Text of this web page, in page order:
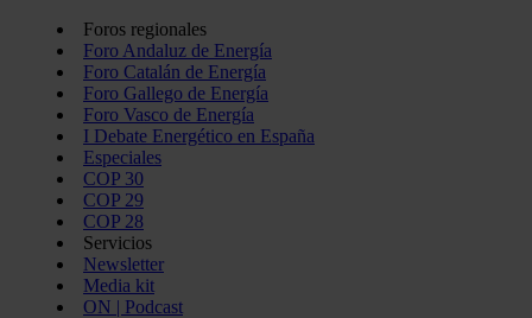
Foros regionales
Foro Andaluz de Energía
Foro Catalán de Energía
Foro Gallego de Energía
Foro Vasco de Energía
I Debate Energético en España
Especiales
COP 30
COP 29
COP 28
Servicios
Newsletter
Media kit
ON | Podcast